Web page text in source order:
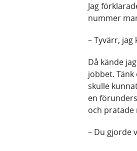
Jag
nummer
– Tyvärr, jag
Då kände
jobbet.
skulle
en
och pratade
– Du gjorde